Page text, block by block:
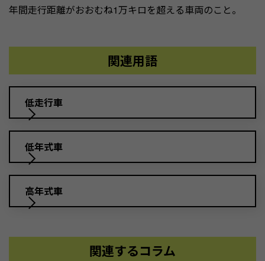
年間走行距離がおおむね1万キロを超える車両のこと。
関連用語
低走行車
低年式車
高年式車
関連するコラム